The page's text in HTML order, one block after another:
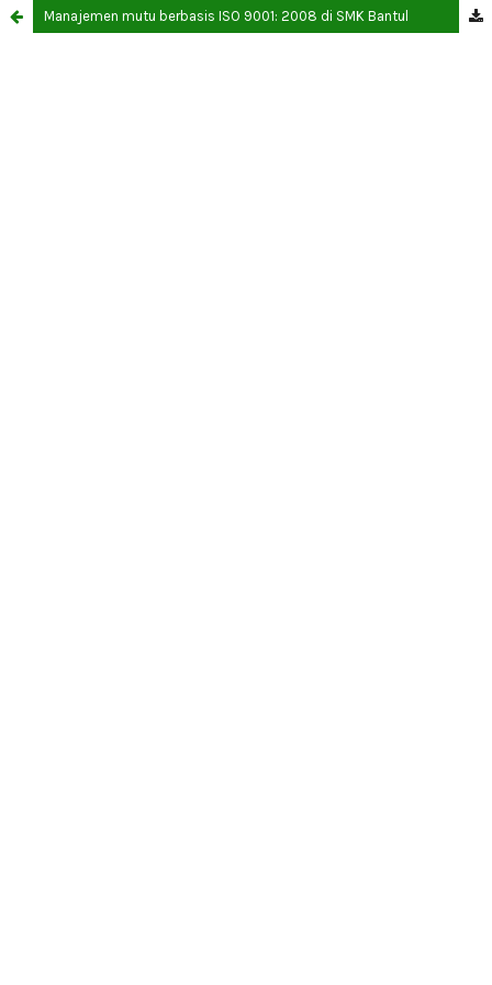
Manajemen mutu berbasis ISO 9001: 2008 di SMK Bantul